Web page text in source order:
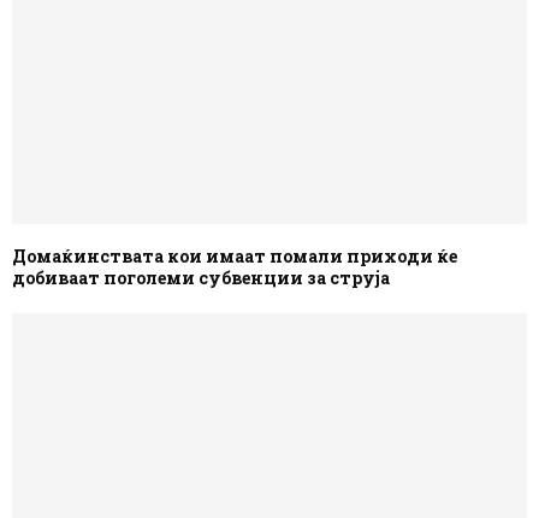
Домаќинствата кои имаат помали приходи ќе
добиваат поголеми субвенции за струја